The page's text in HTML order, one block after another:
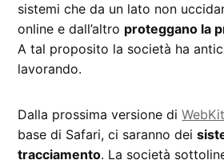
sistemi che da un lato non
online e dall’altro proteggano la
A tal proposito la società ha
lavorando.
Dalla prossima versione diWebKit
base di Safari, ci saranno dei
tracciamento. La società